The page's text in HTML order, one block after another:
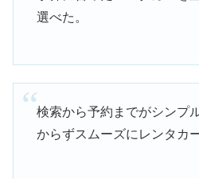
選べた。
検索から予約までがシンプ
からずスムーズにレンタカ